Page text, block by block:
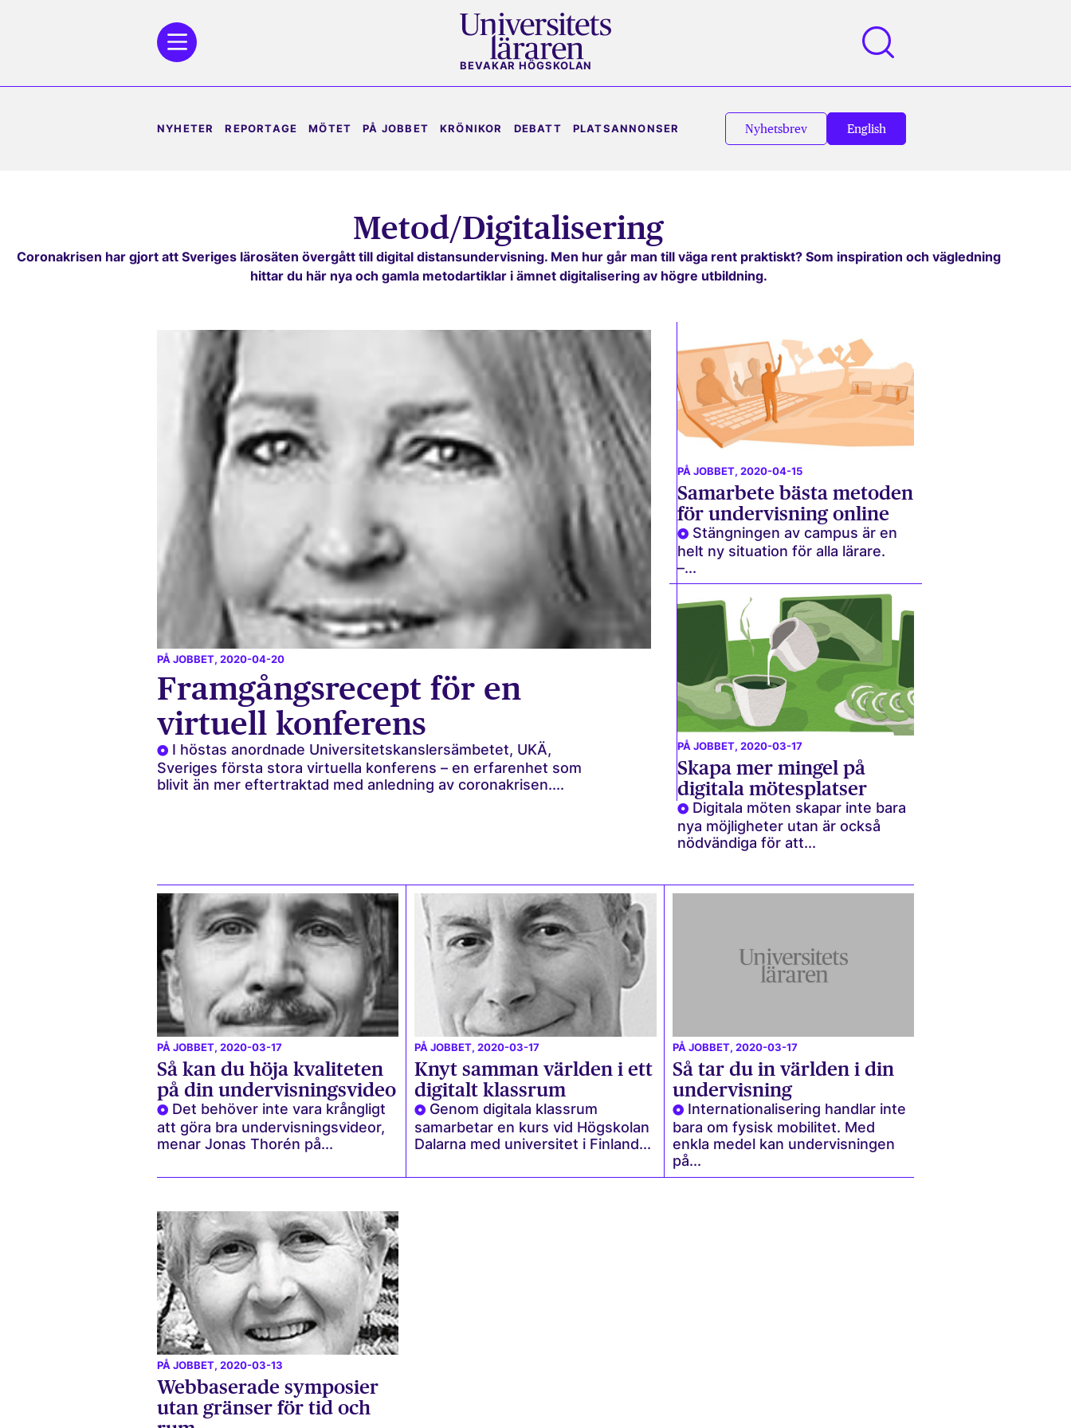
BEVAKAR HÖGSKOLAN
NYHETER REPORTAGE MÖTET PÅ JOBBET KRÖNIKOR DEBATT PLATSANNONSER Nyhetsbrev English
Metod/Digitalisering
Coronakrisen har gjort att Sveriges lärosäten övergått till digital distansundervisning. Men hur går man till väga rent praktiskt? Som inspiration och vägledning
hittar du här nya och gamla metodartiklar i ämnet digitalisering av högre utbildning.
PÅ JOBBET, 2020-04-20
Framgångsrecept för en
virtuell konferens
I höstas anordnade Universitetskanslersämbetet, UKÄ,
Sveriges första stora virtuella konferens – en erfarenhet som
blivit än mer eftertraktad med anledning av coronakrisen....
PÅ JOBBET, 2020-04-15
Samarbete bästa metoden
för undervisning online
Stängningen av campus är en
helt ny situation för alla lärare.
–...
PÅ JOBBET, 2020-03-17
Skapa mer mingel på
digitala mötesplatser
Digitala möten skapar inte bara
nya möjligheter utan är också
nödvändiga för att...
PÅ JOBBET, 2020-03-17
Så kan du höja kvaliteten
på din undervisningsvideo
Det behöver inte vara krångligt
att göra bra undervisningsvideor,
menar Jonas Thorén på...
PÅ JOBBET, 2020-03-17
Knyt samman världen i ett
digitalt klassrum
Genom digitala klassrum
samarbetar en kurs vid Högskolan
Dalarna med universitet i Finland...
PÅ JOBBET, 2020-03-17
Så tar du in världen i din
undervisning
Internationalisering handlar inte
bara om fysisk mobilitet. Med
enkla medel kan undervisningen
på...
PÅ JOBBET, 2020-03-13
Webbaserade symposier
utan gränser för tid och